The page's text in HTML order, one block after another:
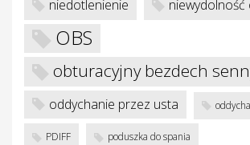
niedotlenienie
OBS
obturacyjny bezdech
oddychanie przez usta
PDIFF poduszka do spania